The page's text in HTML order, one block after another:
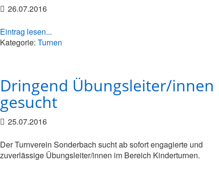
26.07.2016
Eintrag lesen...
Kategorie: Turnen
Dringend Übungsleiter/innen
gesucht
25.07.2016
Der Turnverein Sonderbach sucht ab sofort engagierte und
zuverlässige Übungsleiter/innen im Bereich Kinderturnen.